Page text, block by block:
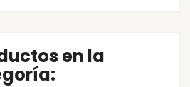
en la